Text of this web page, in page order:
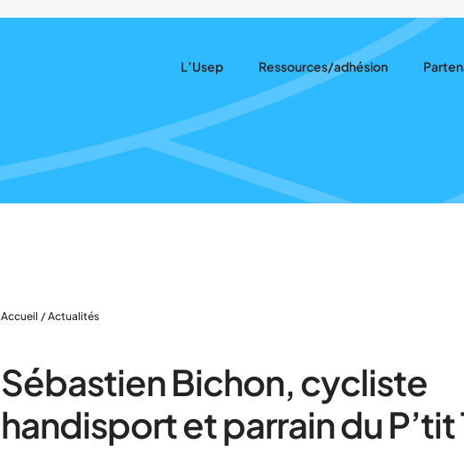
L’Usep
Notre rôle
Notre projet
Qui sommes-nous ?
Nos actions
Actualités récentes
Ressources/adhésion
Ressources pédagogiques
Accueil / Actualités
Sébastien Bichon, cycliste
handisport et parrain du P’tit